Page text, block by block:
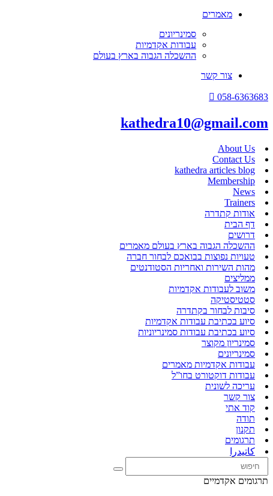
מאמרים
סמינריונים
עבודות אקדמיות
ההשכלה הגבוה בארץ בעולם
צור קשר
058-6363683
kathedra10@gmail.com
About Us
Contact Us
kathedra articles blog
Membership
News
Trainers
אודות קתדרה
דף הבית
דרושים
ההשכלה הגבוה בארץ בעולם מאמרים
טעויות נפוצות בבואכם לבחור חברה
מהות השירות ואחריות הסטודנטים
ממליצים
משוב לעבודות אקדמיות
סטטיסטיקה
סיבות לבחור בקתדרה
סיוע בכתיבת עבודות אקדמיות
סיוע בכתיבת עבודות סמינריוניות
סמינריון מקוצר
סמינריונים
עבודות אקדמיות מאמרים
עבודות דוקטורט בחו”ל
עריכה לשונית
צור קשר
קוד אתי
תודה
תקנון
תרגומים
كاتيدرا
תרגומים אקדמיים